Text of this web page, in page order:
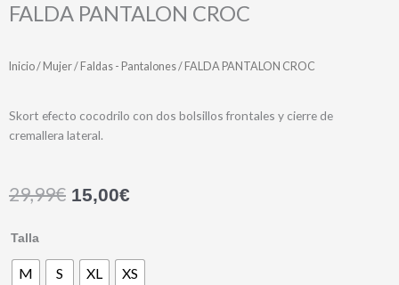
FALDA PANTALON CROC
Inicio/ Mujer/ Faldas - Pantalones/ FALDA PANTALON CROC
Skort efecto cocodrilo con dos bolsillos frontales y cierre de
cremallera lateral.
29,99€ 15,00€
Talla
M S XL XS
FALDA
CROC